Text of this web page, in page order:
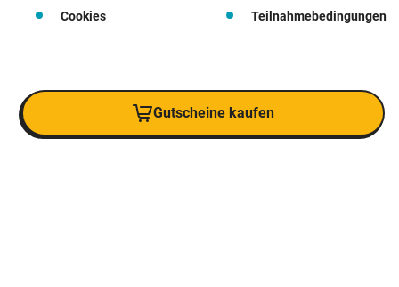
Cookies Teilnahmebedingungen
Gutscheine kaufen